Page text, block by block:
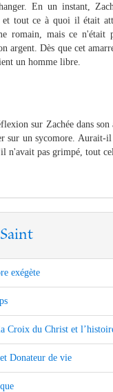
En un instant,
et tout ce à quoi il était
romain, mais ce n'était
argent. Dès que cet
un homme libre.
sur Zachée dans
sur un sycomore. Aurait-
n'avait pas grimpé, tout
exégète
Croix du Christ et
Donateur de vie